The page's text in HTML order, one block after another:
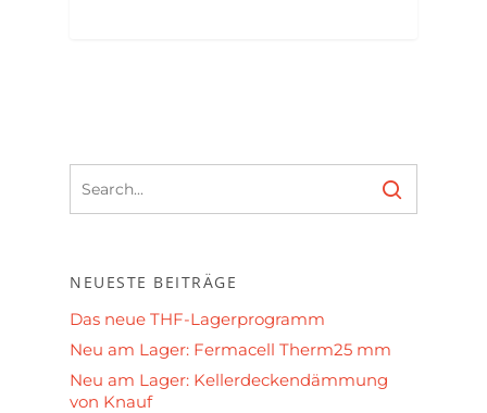
NEUESTE BEITRÄGE
Das neue THF-Lagerprogramm
Neu am Lager: Fermacell Therm25 mm
Neu am Lager: Kellerdeckendämmung
von Knauf